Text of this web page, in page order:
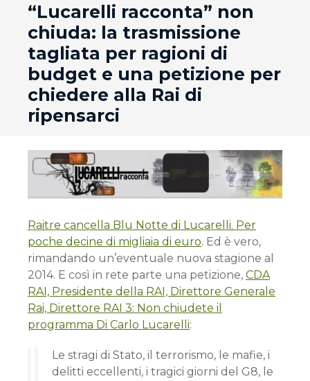
“Lucarelli racconta” non
chiuda: la trasmissione
tagliata per ragioni di
budget e una petizione per
chiedere alla Rai di
ripensarci
Raitre cancella Blu Notte di Lucarelli. Per
poche decine di migliaia di euro. Ed è vero,
rimandando un’eventuale nuova stagione al
2014. E così in rete parte una petizione, CDA
RAI, Presidente della RAI, Direttore Generale
Rai, Direttore RAI 3: Non chiudete il
programma Di Carlo Lucarelli:
Le stragi di Stato, il terrorismo, le mafie, i
delitti eccellenti, i tragici giorni del G8, le